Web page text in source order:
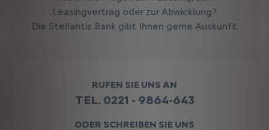
Leasingvertrag oder zur Abwicklung?
Die Stellantis Bank gibt Ihnen gerne Auskunft.
RUFEN SIE UNS AN
TEL. 0221 - 9864-643
ODER SCHREIBEN SIE UNS